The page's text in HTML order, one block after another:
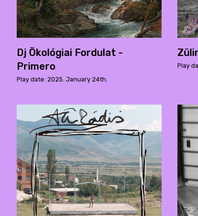
Dj Ökológiai Fordulat -
Primero
Play date: 2025. January 24th.
Play